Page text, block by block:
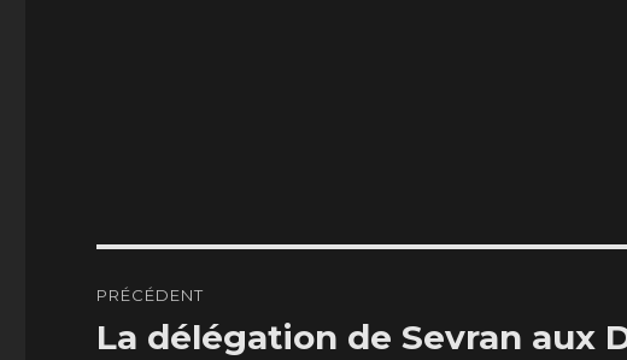
de
PRÉCÉDENT
Publication
La délégation de Sevran aux